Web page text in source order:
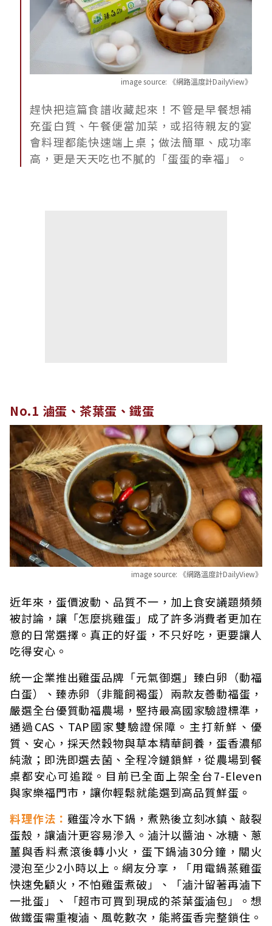
image source: 《網路溫度計DailyView》
趕快把這篇食譜收藏起來！不管是早餐想補
充蛋白質、午餐便當加菜，或招待親友的宴
會料理都能快速端上桌；做法簡單、成功率
高，更是天天吃也不膩的「蛋蛋的幸福」。
No.1 滷蛋、茶葉蛋、鐵蛋
image source: 《網路溫度計DailyView》
近年來，蛋價波動、品質不一，加上食安議題頻頻
被討論，讓「怎麼挑雞蛋」成了許多消費者更加在
意的日常選擇。真正的好蛋，不只好吃，更要讓人
吃得安心。
統一企業推出雞蛋品牌「元氣御選」臻白卵（動福
白蛋）、臻赤卵（非籠飼褐蛋）兩款友善動福蛋，
嚴選全台優質動福農場，堅持最高國家驗證標準，
通過CAS、TAP國家雙驗證保障。主打新鮮、優
質、安心，採天然穀物與草本精華飼養，蛋香濃郁
純澈；即洗即選去菌、全程冷鏈鎖鮮，從農場到餐
桌都安心可追蹤。目前已全面上架全台7-Eleven
與家樂福門市，讓你輕鬆就能選到高品質鮮蛋。
料理作法： 雞蛋冷水下鍋，煮熟後立刻冰鎮、敲裂
蛋殼，讓滷汁更容易滲入。滷汁以醬油、冰糖、蔥
薑與香料煮滾後轉小火，蛋下鍋滷30分鐘，關火
浸泡至少2小時以上。網友分享，「用電鍋蒸雞蛋
快速免顧火，不怕雞蛋煮破」、「滷汁留著再滷下
一批蛋」、「超市可買到現成的茶葉蛋滷包」。想
做鐵蛋需重複滷、風乾數次，能將蛋香完整鎖住。